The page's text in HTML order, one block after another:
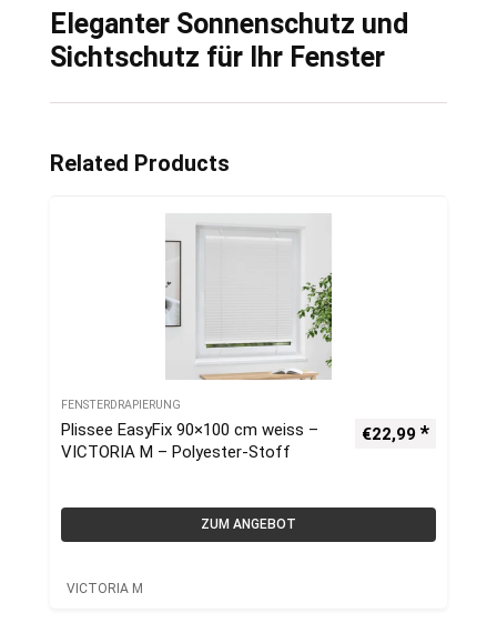
Eleganter Sonnenschutz und
Sichtschutz für Ihr Fenster
Related Products
FENSTERDRAPIERUNG
Plissee EasyFix 90×100 cm weiss –
VICTORIA M – Polyester-Stoff
€22,99
ZUM ANGEBOT
VICTORIA M